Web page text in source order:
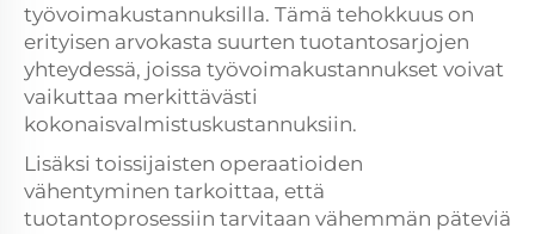
työvoimakustannuksilla. Tämä tehokkuus on
erityisen arvokasta suurten tuotantosarjojen
yhteydessä, joissa työvoimakustannukset voivat
vaikuttaa merkittävästi
kokonaisvalmistuskustannuksiin.
Lisäksi toissijaisten operaatioiden
vähentyminen tarkoittaa, että
tuotantoprosessiin tarvitaan vähemmän päteviä